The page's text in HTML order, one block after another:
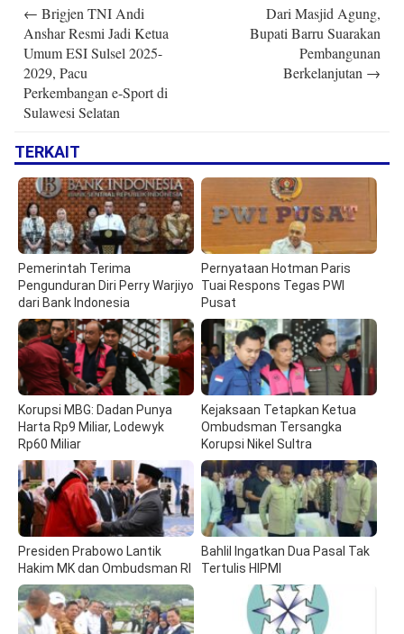
navigation
← Brigjen TNI Andi
Anshar Resmi Jadi Ketua
Umum ESI Sulsel 2025-
2029, Pacu
Perkembangan e-Sport di
Sulawesi Selatan
Dari Masjid Agung,
Bupati Barru Suarakan
Pembangunan
Berkelanjutan →
TERKAIT
Pemerintah Terima
Pengunduran Diri Perry Warjiyo
dari Bank Indonesia
Pernyataan Hotman Paris
Tuai Respons Tegas PWI
Pusat
Korupsi MBG: Dadan Punya
Harta Rp9 Miliar, Lodewyk
Rp60 Miliar
Kejaksaan Tetapkan Ketua
Ombudsman Tersangka
Korupsi Nikel Sultra
Presiden Prabowo Lantik
Hakim MK dan Ombudsman RI
Bahlil Ingatkan Dua Pasal Tak
Tertulis HIPMI